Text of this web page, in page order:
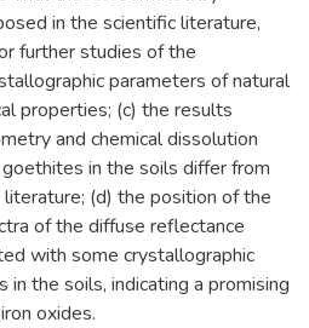
in the scientific literature,
further studies of the
parameters of natural
properties; (c) the results
and chemical dissolution
in the soils differ from
(d) the position of the
of the diffuse reflectance
with some crystallographic
the soils, indicating a promising
oxides.